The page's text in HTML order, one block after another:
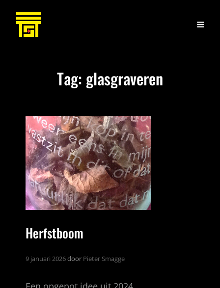
Tag: glasgraveren
Herfstboom
9 januari 2026door Pieter Smagge